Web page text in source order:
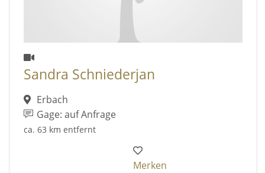
Sandra Schniederjan
Erbach
Gage: auf Anfrage
ca. 63 km entfernt
Merken